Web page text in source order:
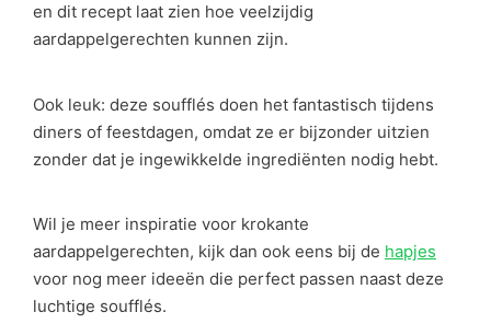
en dit recept laat zien hoe veelzijdig
aardappelgerechten kunnen zijn.
Ook leuk: deze soufflés doen het fantastisch tijdens
diners of feestdagen, omdat ze er bijzonder uitzien
zonder dat je ingewikkelde ingrediënten nodig hebt.
Wil je meer inspiratie voor krokante
aardappelgerechten, kijk dan ook eens bij de hapjes
voor nog meer ideeën die perfect passen naast deze
luchtige soufflés.